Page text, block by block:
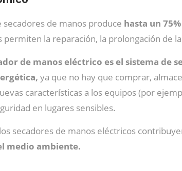
de manos produce hasta un
permiten la reparación, la prolongación de
de manos eléctrico es el sistema de
ya que no hay que comprar,
características a los equipos (por
en lugares sensibles.
secadores de manos eléctricos
medio ambiente.